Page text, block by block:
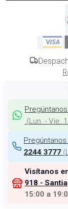
(Lun. - Vie.
2244 3777 (
Visítanos
918 -
15:00 a